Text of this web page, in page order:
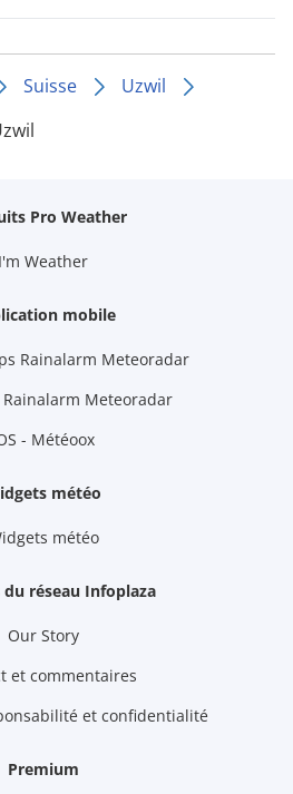
Suisse
Uzwil
Pro Weather
I'm Weather
mobile
Rainalarm Meteoradar
Rainalarm Meteoradar
- Météoox
météo
météo
réseau Infoplaza
Our Story
et commentaires
et confidentialité
Premium